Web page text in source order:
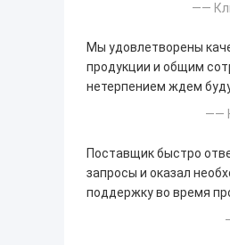
——
Мы удовлетворены
продукции и общим
нетерпением ждем
——
Поставщик быстро
запросы и оказал
поддержку во время